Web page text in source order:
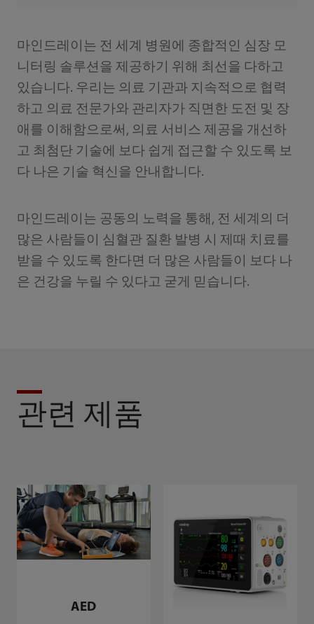
마인드레이는 전 세계 병원에 종합적인 심장 모
니터링 솔루션을 제공하기 위해 최선을 다하고
있습니다. 우리는 의료 기관과 지속적으로 협력
하고 의료 전문가와 관리자가 직면한 도전 및 장
애를 이해함으로써, 의료 서비스 제공을 개선하
고 최첨단 기술에 보다 쉽게 접근할 수 있도록 보
다 나은 기술 혁신을 안내합니다.
마인드레이는 공동의 노력을 통해, 전 세계의 더
많은 사람들이 심혈관 질환 발병 시 제때 치료를
받을 수 있도록 한다면 더 많은 사람들이 보다 나
은 건강을 누릴 수 있다고 굳게 믿습니다.
관련 제품
AED